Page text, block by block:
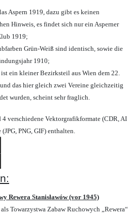
Aspern 1919, dazu gibt es keinen
Hinweis, es findet sich nur ein Asperner
1919;
Grün-Weiß sind identisch, sowie die
1910;
ist ein kleiner Bezirksteil aus Wien dem 22.
das hier gleich zwei Vereine gleichzeitig
wurden, scheint sehr fraglich.
verschiedene Vektorgrafikformate (CDR, AI
PNG, GIF) enthalten.
Rewera Stanisławów (vor 1945)
Towarzystwa Zabaw Ruchowych „Rewera“